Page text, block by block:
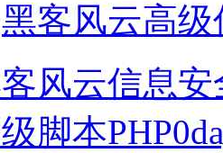
黑客风云高
风云信息
脚本